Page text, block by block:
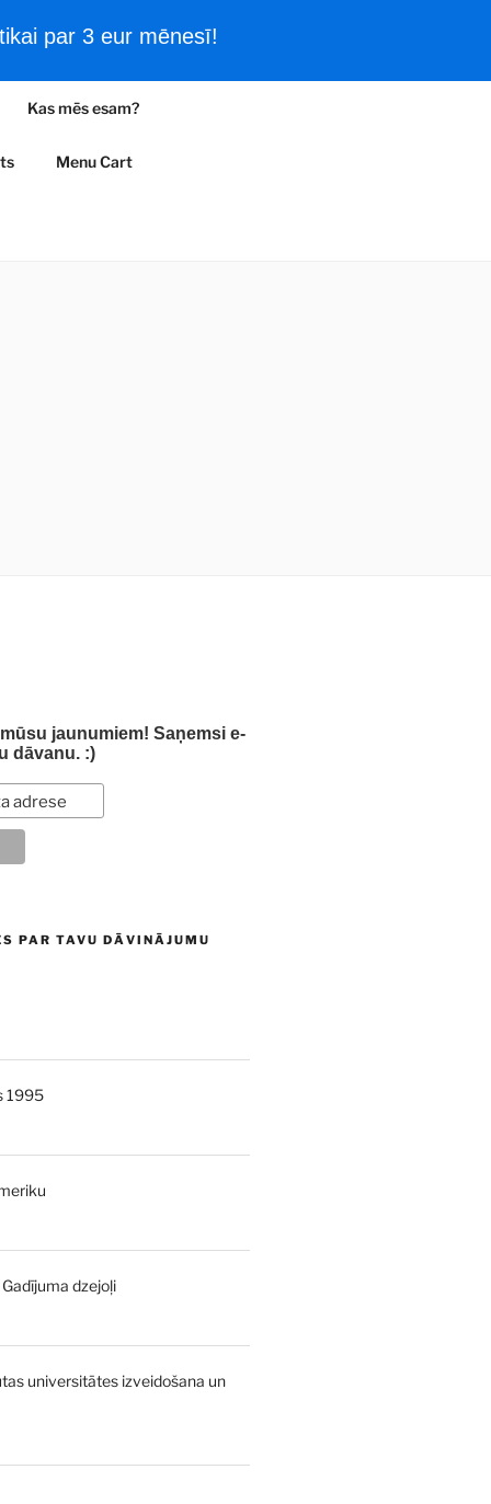
par 3 eur mēnesī!
Filmas un vēsturiski kadri
Kas mēs esam?
Menu Cart
jaunumiem! Saņemsi e-
dāvanu. :)
PAR TAVU DĀVINĀJUMU
1995
dzejoļi
€.
universitātes izveidošana un